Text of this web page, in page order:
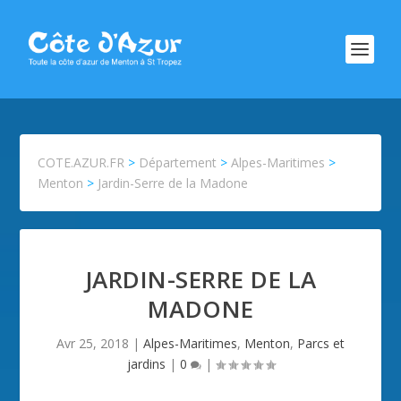
COTE.AZUR.FR > Département >Alpes-Maritimes >
Menton > Jardin-Serre de la Madone
JARDIN-SERRE DE LA
MADONE
Avr 25, 2018 | Alpes-Maritimes, Menton, Parcs et
jardins | 0 |